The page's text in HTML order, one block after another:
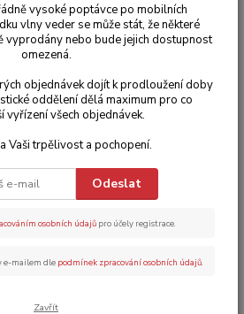
Tlakové myčky
HD 5/15 CX Plus 2017 Kärcher
vysoké poptávce po mobilních
vlny veder se může stát, že některé
vyprodány nebo bude jejich dostupnost
omezená.
objednávek dojít k prodloužení doby
oddělení dělá maximum pro co
vyřízení všech objednávek.
Vaši trpělivost a pochopení.
Odeslat
osobních údajů pro účely registrace.
e-mailem dle podmínek zpracování osobních údajů
Zavřít